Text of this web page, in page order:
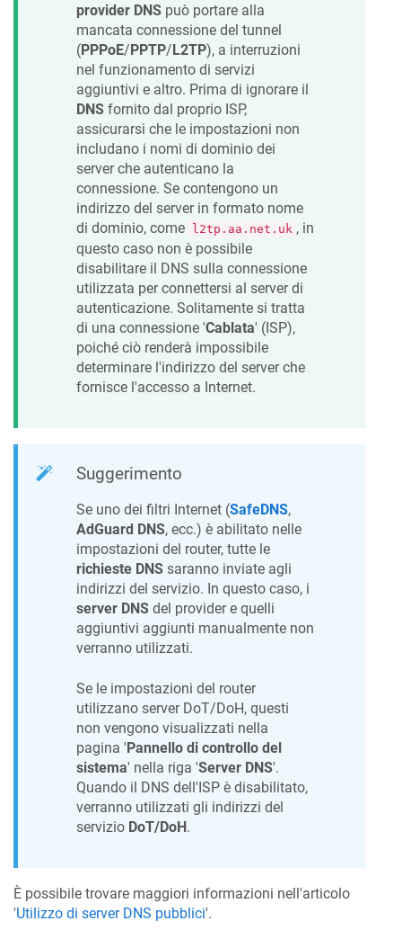
provider DNS può portare alla
mancata connessione del tunnel
(PPPoE/PPTP/L2TP), a interruzioni
nel funzionamento di servizi
aggiuntivi e altro. Prima di ignorare il
DNS fornito dal proprio ISP,
assicurarsi che le impostazioni non
includano i nomi di dominio dei
server che autenticano la
connessione. Se contengono un
indirizzo del server in formato nome
di dominio, come
l2tp.aa.net.uk , in
questo caso non è possibile
disabilitare il DNS sulla connessione
utilizzata per connettersi al server di
autenticazione. Solitamente si tratta
di una connessione 'Cablata' (ISP),
poiché ciò renderà impossibile
determinare l'indirizzo del server che
fornisce l'accesso a Internet.
Suggerimento
Se uno dei filtri Internet (SafeDNS,
AdGuard DNS, ecc.) è abilitato nelle
impostazioni del router, tutte le
richieste DNS saranno inviate agli
indirizzi del servizio. In questo caso, i
server DNS del provider e quelli
aggiuntivi aggiunti manualmente non
verranno utilizzati.
Se le impostazioni del router
utilizzano server DoT/DoH, questi
non vengono visualizzati nella
pagina 'Pannello di controllo del
sistema' nella riga 'Server DNS'.
Quando il DNS dell'ISP è disabilitato,
verranno utilizzati gli indirizzi del
servizio DoT/DoH.
È possibile trovare maggiori informazioni nell'articolo
'Utilizzo di server DNS pubblici'.